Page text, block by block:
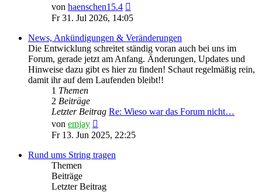
von haenschen15.4
Beitrag
Fr 31. Jul 2026, 14:05
News, Ankündigungen & Veränderungen
Die Entwicklung schreitet ständig voran auch bei uns im
Forum, gerade jetzt am Anfang. Änderungen, Updates und
Hinweise dazu gibt es hier zu finden! Schaut regelmäßig rein,
damit ihr auf dem Laufenden bleibt!!
1 Themen
2 Beiträge
Letzter Beitrag Re: Wieso war das Forum nicht…
von emjay
Beitrag
Fr 13. Jun 2025, 22:25
Rund ums String tragen
Themen
Beiträge
Letzter Beitrag